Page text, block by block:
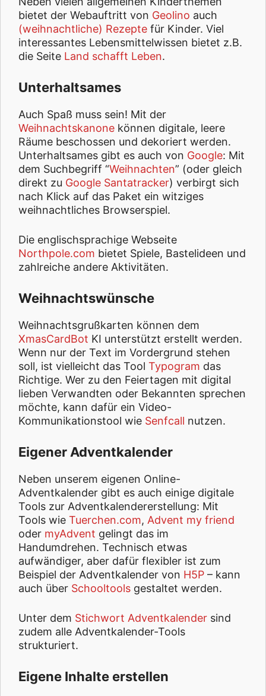
bietet der Webauftritt von Geolino auch
(weihnachtliche) Rezepte für Kinder. Viel
interessantes Lebensmittelwissen bietet z.B.
die Seite Land schafft Leben.
Unterhaltsames
Auch Spaß muss sein! Mit der
Weihnachtskanone können digitale, leere
Räume beschossen und dekoriert werden.
Unterhaltsames gibt es auch von Google: Mit
dem Suchbegriff “Weihnachten” (oder gleich
direkt zu Google Santatracker) verbirgt sich
nach Klick auf das Paket ein witziges
weihnachtliches Browserspiel.
Die englischsprachige Webseite
Northpole.com bietet Spiele, Bastelideen und
zahlreiche andere Aktivitäten.
Weihnachtswünsche
Weihnachtsgrußkarten können dem
XmasCardBot KI unterstützt erstellt werden.
Wenn nur der Text im Vordergrund stehen
soll, ist vielleicht das Tool Typogram das
Richtige. Wer zu den Feiertagen mit digital
lieben Verwandten oder Bekannten sprechen
möchte, kann dafür ein Video-
Kommunikationstool wie Senfcall nutzen.
Eigener Adventkalender
Neben unserem eigenen Online-
Adventkalender gibt es auch einige digitale
Tools zur Adventkalendererstellung: Mit
Tools wie Tuerchen.com, Advent my friend
oder myAdvent gelingt das im
Handumdrehen. Technisch etwas
aufwändiger, aber dafür flexibler ist zum
Beispiel der Adventkalender von H5P – kann
auch über Schooltools gestaltet werden.
Unter dem Stichwort Adventkalender sind
zudem alle Adventkalender-Tools
strukturiert.
Eigene Inhalte erstellen